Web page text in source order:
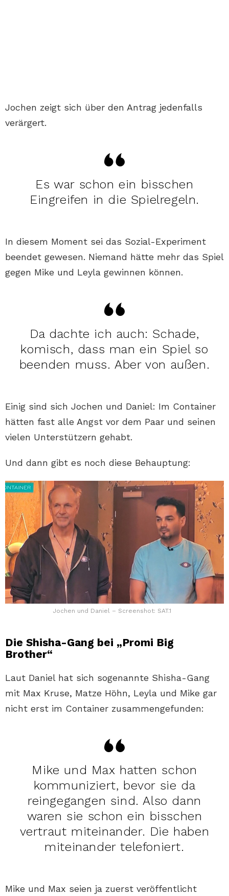
Jochen zeigt sich über den Antrag jedenfalls
verärgert.
Es war schon ein bisschen
Eingreifen in die Spielregeln.
In diesem Moment sei das Sozial-Experiment
beendet gewesen. Niemand hätte mehr das Spiel
gegen Mike und Leyla gewinnen können.
Da dachte ich auch: Schade,
komisch, dass man ein Spiel so
beenden muss. Aber von außen.
Einig sind sich Jochen und Daniel: Im Container
hätten fast alle Angst vor dem Paar und seinen
vielen Unterstützern gehabt.
Und dann gibt es noch diese Behauptung:
Jochen und Daniel – Screenshot: SAT.1
Die Shisha-Gang bei „Promi Big
Brother“
Laut Daniel hat sich sogenannte Shisha-Gang
mit Max Kruse, Matze Höhn, Leyla und Mike gar
nicht erst im Container zusammengefunden:
Mike und Max hatten schon
kommuniziert, bevor sie da
reingegangen sind. Also dann
waren sie schon ein bisschen
vertraut miteinander. Die haben
miteinander telefoniert.
Mike und Max seien ja zuerst veröffentlicht